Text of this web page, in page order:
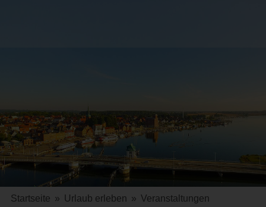
Startseite » Urlaub erleben » Veranstaltungen